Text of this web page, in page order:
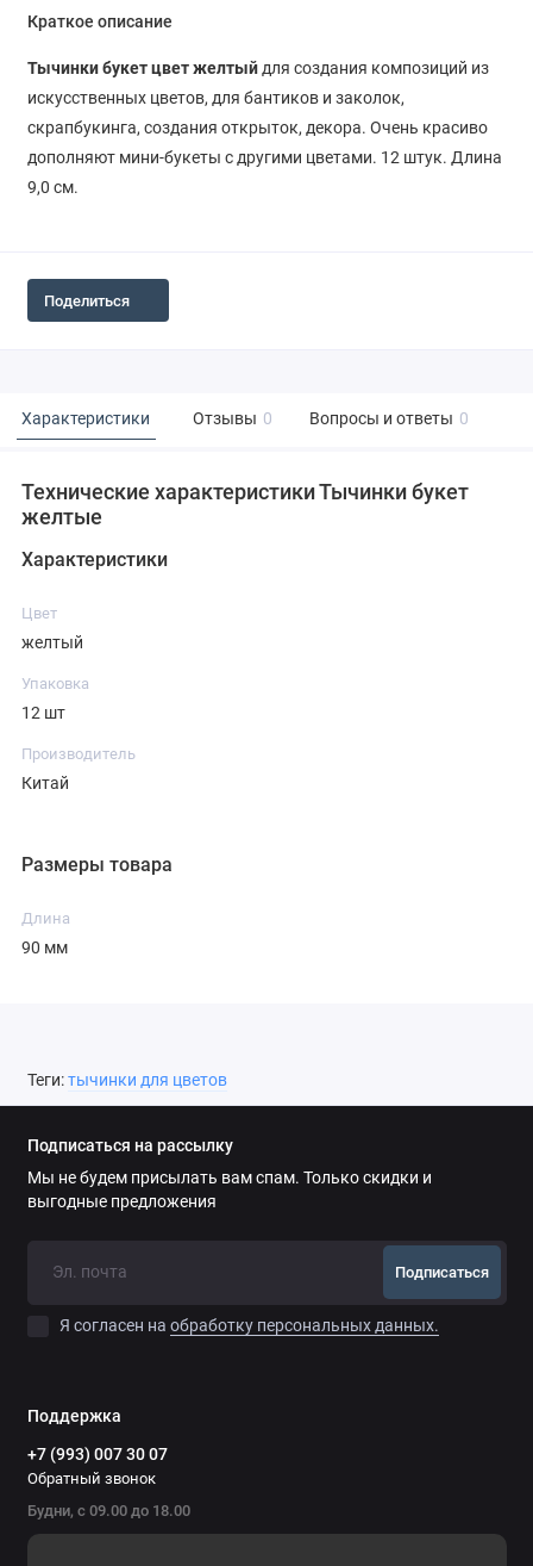
Краткое описание
Тычинки букет цвет желтыйдля создания композиций из
искусственных цветов, для бантиков и заколок,
скрапбукинга, создания открыток, декора. Очень красиво
дополняют мини-букеты с другими цветами. 12 штук. Длина
9,0 см.
Поделиться
Характеристики Отзывы 0 Вопросы и ответы 0
Технические характеристики Тычинки букет
желтые
Характеристики
Цвет
желтый
Упаковка
12 шт
Производитель
Китай
Размеры товара
Длина
90 мм
Теги:тычинки для цветов
Подписаться на рассылку
Мы не будем присылать вам спам. Только скидки и
выгодные предложения
Подписаться
Я согласен на обработку персональных данных.
Поддержка
+7 (993) 007 30 07
Обратный звонок
Будни, с 09.00 до 18.00